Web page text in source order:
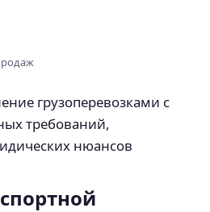
грузоперевозками с
требований,
нюансов